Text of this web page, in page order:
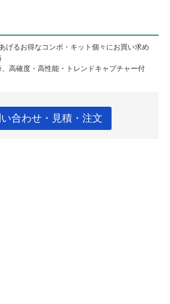
げるお得なコンボ・キット個々にお買い求め
高確度・高性能・トレンドキャプチャー付
合わせ・見積・注文